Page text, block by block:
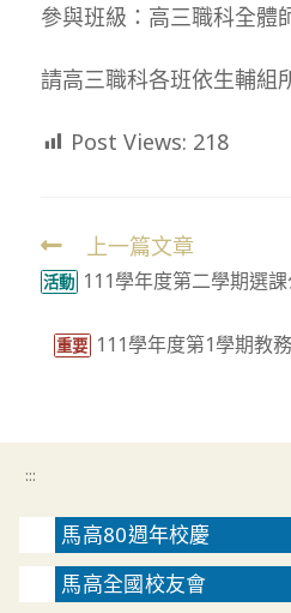
參與班級：高三職科全體
請高三職科各班依生輔組
Post Views: 218
Read
more
上一篇文章
活動 111學年度第二學期選
重要 111學年度第1學期教
:::
馬高80週年校慶
馬高全國校友會